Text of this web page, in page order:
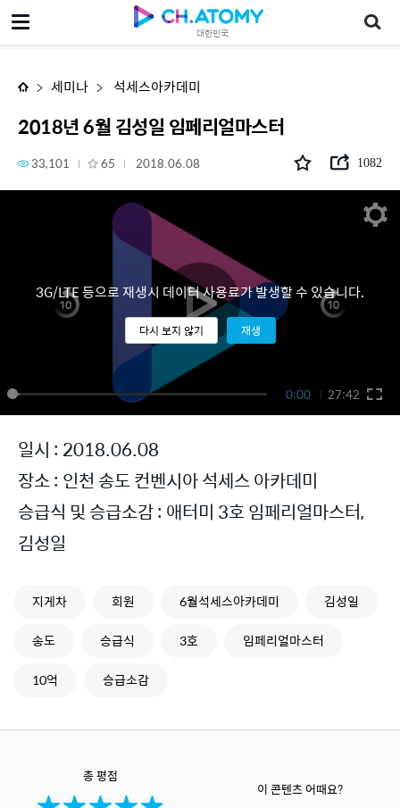
대한민국
2018년 6월 김성일 임페리얼마스터
세미나 석세스아카데미
2018년 6월 김성일 임페리얼마스터
33,101 65 2018.06.08 1082
0:00 27:42
3G/LTE 등으로 재생시 데이터 사용료가 발생할 수 있습니다.
다시 보지 않기 재생
일시 : 2018.06.08
장소 : 인천 송도 컨벤시아 석세스 아카데미
승급식 및 승급소감 : 애터미 3호 임페리얼마스터,
김성일
지게차 회원 6월석세스아카데미
김성일
송도
승급식 3호
임페리얼마스터
10억
승급소감
총 평점
이 콘텐츠 어때요?